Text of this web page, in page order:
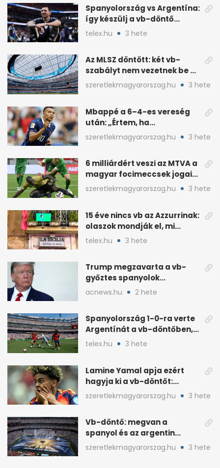
Spanyolország vs Argentína:
így készülj a vb-döntő
taktikai csatájára
telex.hu 3 hete
Az MLSZ döntött: két vb-
szabályt nem vezetnek be az
NB I-ben
szeretlekmagyarorszag.hu 3 hete
Mbappé a 6–4-es vereség
után: „Értem, ha
pofátlanságnak tűnt”
szeretlekmagyarorszag.hu 3 hete
6 milliárdért veszi az MTVA a
magyar focimeccsek jogait
a 2026–27-es idényre
szeretlekmagyarorszag.hu 3 hete
15 éve nincs vb az Azzurrinak:
olaszok mondják el, mi
romlott el
telex.hu 3 hete
Trump megzavarta a vb-
győztes spanyolok
ünneplését a trófeaátadón
acnews.hu 2 hete
Spanyolország 1-0-ra verte
Argentínát a vb-döntőben,
hosszabbításban
telex.hu 3 hete
Lamine Yamal apja ezért
hagyja ki a vb-döntőt:
otthonról szurkol
szeretlekmagyarorszag.hu 3 hete
Vb-döntő: megvan a
spanyol és az argentin
kezdő, Montiel bekerült
szeretlekmagyarorszag.hu 3 hete